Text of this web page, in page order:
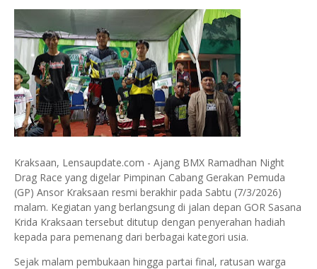
Kraksaan, Lensaupdate.com - Ajang BMX Ramadhan Night
Drag Race yang digelar Pimpinan Cabang Gerakan Pemuda
(GP) Ansor Kraksaan resmi berakhir pada Sabtu (7/3/2026)
malam. Kegiatan yang berlangsung di jalan depan GOR Sasana
Krida Kraksaan tersebut ditutup dengan penyerahan hadiah
kepada para pemenang dari berbagai kategori usia.
Sejak malam pembukaan hingga partai final, ratusan warga